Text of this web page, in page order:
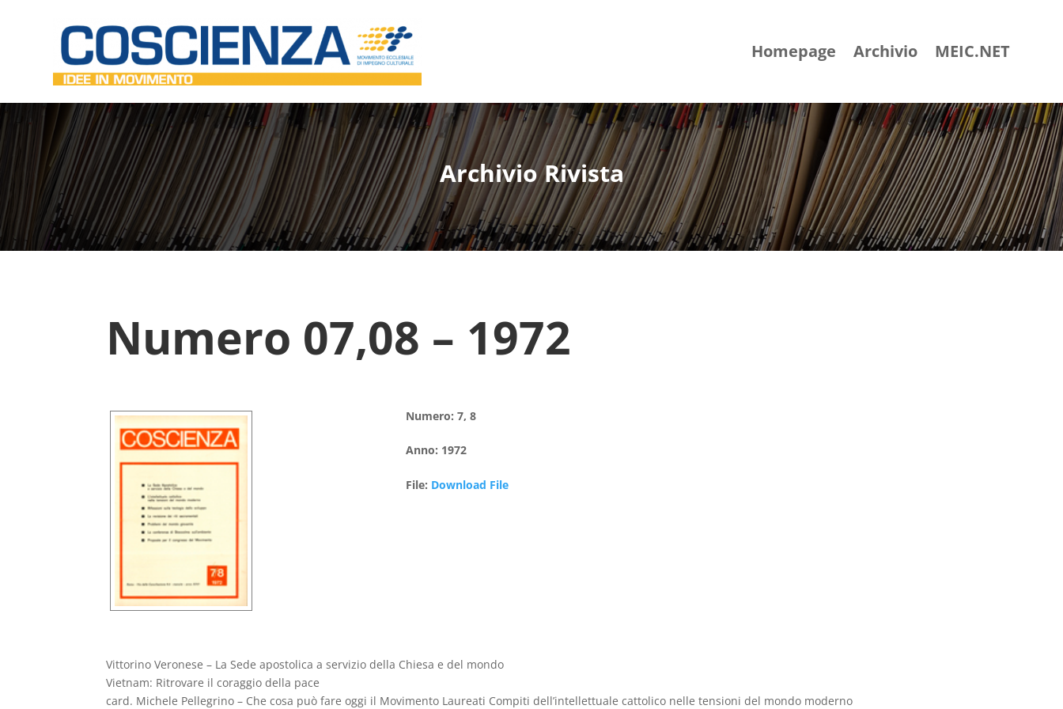
Homepage Archivio MEIC.NET
Archivio Rivista
Numero 07,08 – 1972
Numero: 7, 8
Anno: 1972
File: Download File
Vittorino Veronese – La Sede apostolica a servizio della Chiesa e del mondo
Vietnam: Ritrovare il coraggio della pace
card. Michele Pellegrino – Che cosa può fare oggi il Movimento Laureati Compiti dell’intellettuale cattolico nelle tensioni del mondo moderno